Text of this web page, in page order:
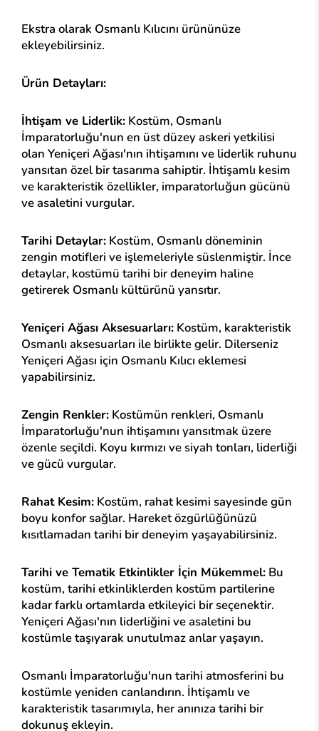
Ekstra olarak Osmanlı Kılıcını ürününüze
ekleyebilirsiniz.
Ürün Detayları:
İhtişam ve Liderlik: Kostüm, Osmanlı
İmparatorluğu'nun en üst düzey askeri yetkilisi
olan Yeniçeri Ağası'nın ihtişamını ve liderlik ruhunu
yansıtan özel bir tasarıma sahiptir. İhtişamlı kesim
ve karakteristik özellikler, imparatorluğun gücünü
ve asaletini vurgular.
Tarihi Detaylar: Kostüm, Osmanlı döneminin
zengin motifleri ve işlemeleriyle süslenmiştir. İnce
detaylar, kostümü tarihi bir deneyim haline
getirerek Osmanlı kültürünü yansıtır.
Yeniçeri Ağası Aksesuarları: Kostüm, karakteristik
Osmanlı aksesuarları ile birlikte gelir. Dilerseniz
Yeniçeri Ağası için Osmanlı Kılıcı eklemesi
yapabilirsiniz.
Zengin Renkler: Kostümün renkleri, Osmanlı
İmparatorluğu'nun ihtişamını yansıtmak üzere
özenle seçildi. Koyu kırmızı ve siyah tonları, liderliği
ve gücü vurgular.
Rahat Kesim: Kostüm, rahat kesimi sayesinde gün
boyu konfor sağlar. Hareket özgürlüğünüzü
kısıtlamadan tarihi bir deneyim yaşayabilirsiniz.
Tarihi ve Tematik Etkinlikler İçin Mükemmel: Bu
kostüm, tarihi etkinliklerden kostüm partilerine
kadar farklı ortamlarda etkileyici bir seçenektir.
Yeniçeri Ağası'nın liderliğini ve asaletini bu
kostümle taşıyarak unutulmaz anlar yaşayın.
Osmanlı İmparatorluğu'nun tarihi atmosferini bu
kostümle yeniden canlandırın. İhtişamlı ve
karakteristik tasarımıyla, her anınıza tarihi bir
dokunuş ekleyin.